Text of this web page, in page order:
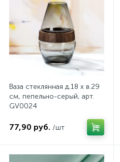
Ваза стеклянная д.18 х в.29
см, пепельно-серый, арт.
GV0024
77,90 руб. /шт